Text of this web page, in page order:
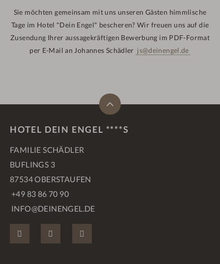
Sie möchten gemeinsam mit uns unseren Gästen himmlische
Tage im Hotel "Dein Engel" bescheren? Wir freuen uns auf die
Zusendung Ihrer aussagekräftigen Bewerbung im PDF-Format
per E-Mail an Johannes Schädler js@deinengel.de
HOTEL DEIN ENGEL ****S
FAMILIE SCHÄDLER
BUFLINGS 3
87534 OBERSTAUFEN
+49 83 86 70 90
INFO@DEINENGEL.DE
FACEBOOKINSTAGRAM